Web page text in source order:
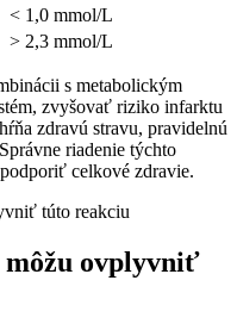
< 1,0 mmol/L
> 2,3 mmol/L
s metabolickým
zvyšovať riziko infarktu
zdravú stravu, pravidelnú
riadenie týchto
celkové zdravie.
môžu ovplyvniť